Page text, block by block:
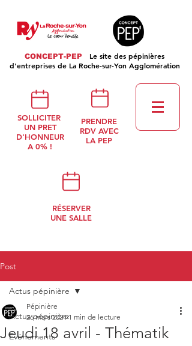
CONCEPT-PEP
Le site des pépinières
d'entreprises de La Roche-sur-Yon Agglomération
SOLLICITER
UN PRET
D'HONNEUR
A 0% !
PRENDRE
RDV AVEC
LA PEP
RÉSERVER
UNE SALLE
Post
Actus pépinière
Evénements
Actus pépinière
Jeudi 18 avril - Thématik
Pépinière
26 mars 2024 1 min de lecture